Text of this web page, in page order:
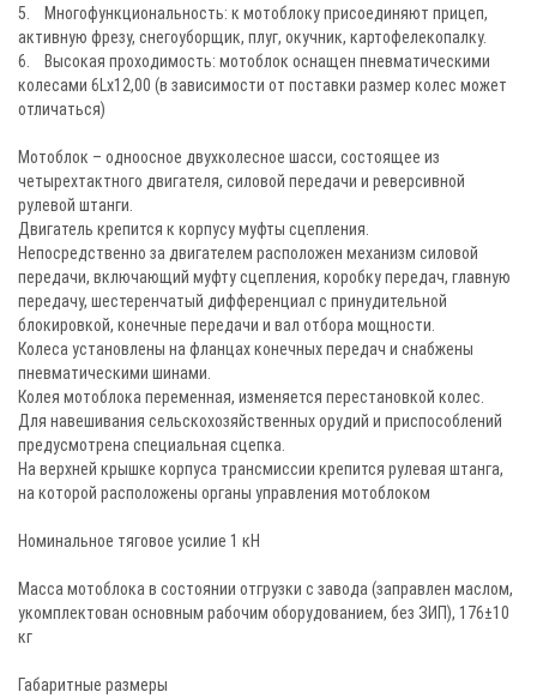
5. Многофункциональность: к мотоблоку присоединяют прицеп,
активную фрезу, снегоуборщик, плуг, окучник, картофелекопалку.
6. Высокая проходимость: мотоблок оснащен пневматическими
колесами 6Lх12,00 (в зависимости от поставки размер колес может
отличаться)
Мотоблок – одноосное двухколесное шасси, состоящее из
четырехтактного двигателя, силовой передачи и реверсивной
рулевой штанги.
Двигатель крепится к корпусу муфты сцепления.
Непосредственно за двигателем расположен механизм силовой
передачи, включающий муфту сцепления, коробку передач, главную
передачу, шестеренчатый дифференциал с принудительной
блокировкой, конечные передачи и вал отбора мощности.
Колеса установлены на фланцах конечных передач и снабжены
пневматическими шинами.
Колея мотоблока переменная, изменяется перестановкой колес.
Для навешивания сельскохозяйственных орудий и приспособлений
предусмотрена специальная сцепка.
На верхней крышке корпуса трансмиссии крепится рулевая штанга,
на которой расположены органы управления мотоблоком
Номинальное тяговое усилие 1 кН
Масса мотоблока в состоянии отгрузки с завода (заправлен маслом,
укомплектован основным рабочим оборудованием, без ЗИП), 176±10
кг
Габаритные размеры